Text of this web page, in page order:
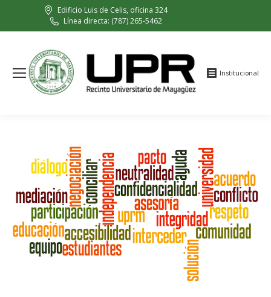
Edificio Luis de Celis, oficina 324
Línea directa: (787) 265-5462
Institucional